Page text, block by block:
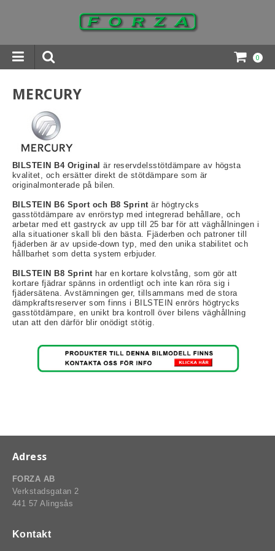
0
Rally-Racing-Klassiker
MERCURY
BILSTEIN B4 Original är reservdelsstötdämpare av högsta
kvalitet, och ersätter direkt de stötdämpare som är
originalmonterade på bilen.
BILSTEIN B6 Sport och B8 Sprint är högtrycks
gasstötdämpare av enrörstyp med integrerad behållare, och
arbetar med ett gastryck av upp till 25 bar för att väghållningen i
alla situationer skall bli den bästa. Fjäderben och patroner till
fjäderben är av upside-down typ, med den unika stabilitet och
hållbarhet som detta system erbjuder.
BILSTEIN B8 Sprint har en kortare kolvstång, som gör att
kortare fjädrar spänns in ordentligt och inte kan röra sig i
fjädersätena. Avstämningen ger, tillsammans med de stora
dämpkraftsreserver som finns i BILSTEIN enrörs högtrycks
gasstötdämpare, en unikt bra kontroll över bilens väghållning
utan att den därför blir onödigt stötig.
Adress
FORZA AB
Verkstadsgatan 2
441 57 Alingsås
Kontakt